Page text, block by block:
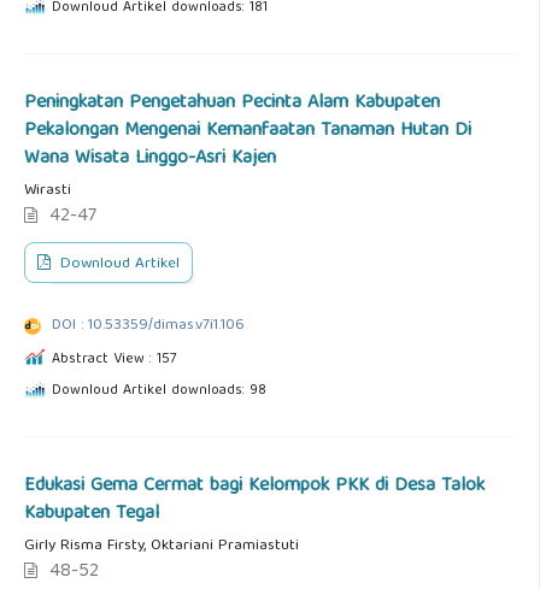
Downloud Artikel downloads: 181
Peningkatan Pengetahuan Pecinta Alam Kabupaten
Pekalongan Mengenai Kemanfaatan Tanaman Hutan Di
Wana Wisata Linggo-Asri Kajen
Wirasti
42-47
Downloud Artikel
DOI : 10.53359/dimas.v7i1.106
Abstract View : 157
Downloud Artikel downloads: 98
Edukasi Gema Cermat bagi Kelompok PKK di Desa Talok
Kabupaten Tegal
Girly Risma Firsty, Oktariani Pramiastuti
48-52